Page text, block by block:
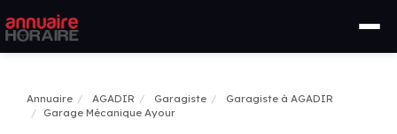
Annuaire AGADIR Garagiste
Garagiste à AGADIR
Garage Mécanique Ayour